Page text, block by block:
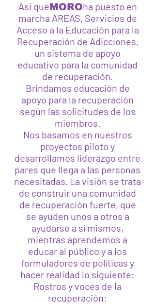
Asi queMOROha puesto en
marcha AREAS, Servicios de
Acceso a la Educación para la
Recuperación de Adicciones,
un sistema de apoyo
educativo para la comunidad
de recuperación.
Brindamos educación de
apoyo para la recuperación
según las solicitudes de los
miembros.
Nos basamos en nuestros
proyectos piloto y
desarrollamos liderazgo entre
pares que llega a las personas
necesitadas. La visión se trata
de construir una comunidad
de recuperación fuerte, que
se ayuden unos a otros a
ayudarse a sí mismos,
mientras aprendemos a
educar al público y a los
formuladores de políticas y
hacer realidad lo siguiente:
Rostros y voces de la
recuperación: